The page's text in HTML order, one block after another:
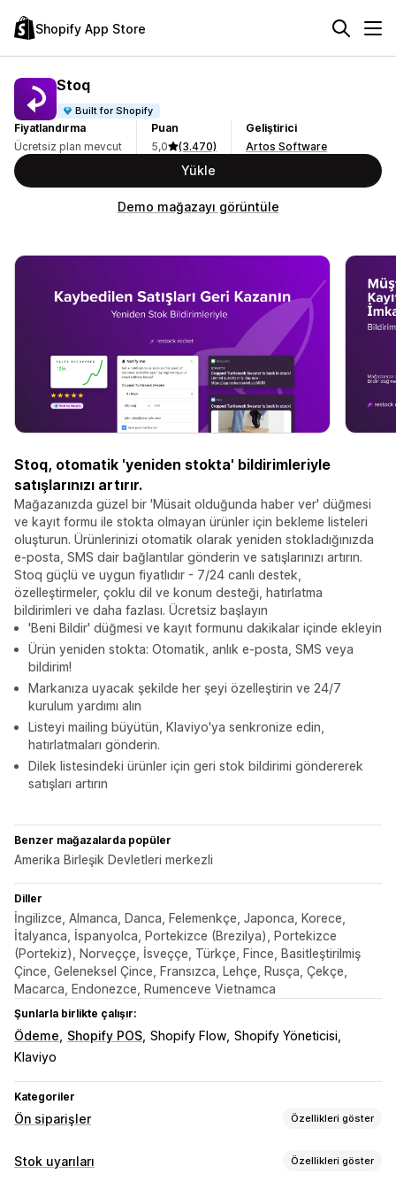
Shopify App Store
Stoq
Built for Shopify
Fiyatlandırma
Ücretsiz plan mevcut
Puan
5,0
(3.470)
Geliştirici
Artos Software
Yükle
Demo mağazayı görüntüle
Stoq, otomatik 'yeniden stokta' bildirimleriyle
satışlarınızı artırır.
Mağazanızda güzel bir 'Müsait olduğunda haber ver' düğmesi
ve kayıt formu ile stokta olmayan ürünler için bekleme listeleri
oluşturun. Ürünlerinizi otomatik olarak yeniden stokladığınızda
e-posta, SMS dair bağlantılar gönderin ve satışlarınızı artırın.
Stoq güçlü ve uygun fiyatlıdır - 7/24 canlı destek,
özelleştirmeler, çoklu dil ve konum desteği, hatırlatma
bildirimleri ve daha fazlası. Ücretsiz başlayın
'Beni Bildir' düğmesi ve kayıt formunu dakikalar içinde ekleyin
Ürün yeniden stokta: Otomatik, anlık e-posta, SMS veya
bildirim!
Markanıza uyacak şekilde her şeyi özelleştirin ve 24/7
kurulum yardımı alın
Listeyi mailing büyütün, Klaviyo'ya senkronize edin,
hatırlatmaları gönderin.
Dilek listesindeki ürünler için geri stok bildirimi göndererek
satışları artırın
Benzer mağazalarda popüler
Amerika Birleşik Devletleri merkezli
Diller
İngilizce, Almanca, Danca, Felemenkçe, Japonca, Korece,
İtalyanca, İspanyolca, Portekizce (Brezilya), Portekizce
(Portekiz), Norveççe, İsveççe, Türkçe, Fince, Basitleştirilmiş
Çince, Geleneksel Çince, Fransızca, Lehçe, Rusça, Çekçe,
Macarca, Endonezce, Rumenceve Vietnamca
Şunlarla birlikte çalışır:
Ödeme Shopify POS Shopify Flow Shopify Yöneticisi
Klaviyo
Kategoriler
Ön siparişler Özellikleri göster
Sipariş türü
Stok uyarıları Özellikleri göster